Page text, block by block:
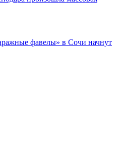
фавелы» в Сочи начнут